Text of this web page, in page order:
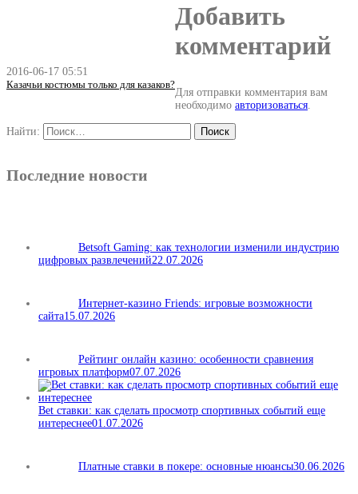
2016-06-17 05:51
Казачьи костюмы только для казаков?
Добавить
комментарий
Для отправки комментария вам
необходимо авторизоваться
Найти:
Последние новости
Betsoft Gaming: как технологии изменили индустрию
цифровых развлечений22.07.2026
Интернет-казино Friends: игровые возможности
сайта15.07.2026
Рейтинг онлайн казино: особенности сравнения
игровых платформ07.07.2026
Bet ставки: как сделать просмотр спортивных событий еще
интереснее01.07.2026
Платные ставки в покере: основные нюансы30.06.2026